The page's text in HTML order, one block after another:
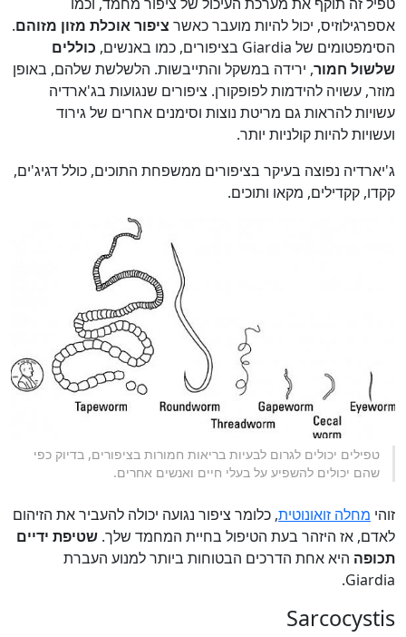
אספרגילוזיס, יכול להיות מועבר כאשר ציפור אוכלת מזון מזוהם.
הסימפטומים של Giardia בציפורים, כמו באנשים,
כוללים
שלשול חמור, ירידה במשקל והתייבשות. הלשלשת שלהם, באופן
מוזר, עשויה להידמות לפופקורן. ציפורים שנגועות בג'ארדיה
עשויות להראות גם מריטת נוצות וסימנים אחרים של גירוד
ועשויות להיות קולניות יותר.
ג'יארדיה נפוצה בעיקר בציפורים ממשפחת התוכים, כולל דגיג'ים,
קקדו, קקדילים, מקאו ותוכים.
טפילים יכולים לגרום לבעיות בריאות חמורות בציפורים, בדיוק כפי
שהם יכולים להשפיע על בעלי חיים ואנשים אחרים.
זוהי מחלה זואונוטית, כלומר ציפור נגועה יכולה להעביר את הזיהום
לאדם, אז היזהר בעת הטיפול בחיית המחמד שלך. שטיפת ידיים
תכופה היא אחת הדרכים הבטוחות ביותר למנוע העברת
Giardia.
Sarcocystis